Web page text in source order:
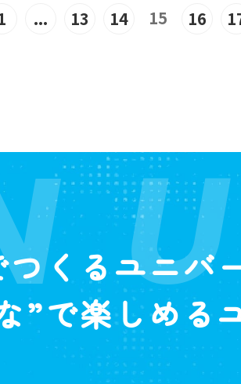
... 13 14 15 16
くるユニバ
”で楽しめる